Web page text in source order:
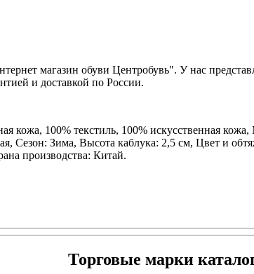
магазин обуви Центробувь". У нас
и доставкой по России.
кожа, 100% текстиль, 100% искусственная
Сезон: Зима, Высота каблука: 2,5 см, Цвет и
производства: Китай.
Торговые марки